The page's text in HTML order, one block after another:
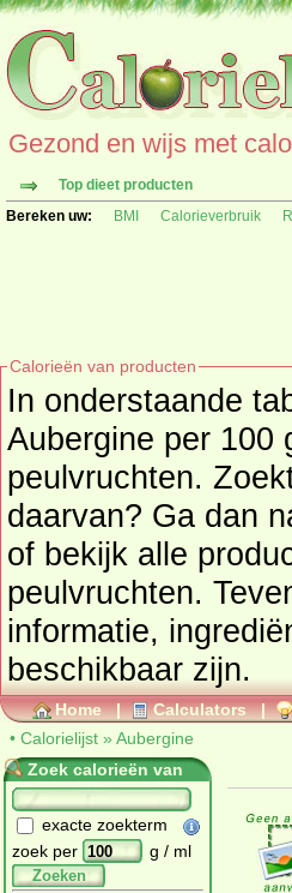
Gezond en wijs met
Top dieet producten
Bereken uw:
BMI Calorieverbruik
Calorieën van producten
In onderstaande
Aubergine per 100 gr. uit de
peulvruchten.
daarvan? Ga dan
of bekijk alle
peulvruchten. Tevens vindt u ook de uitgebreide calorie
informatie, ingrediënten en
beschikbaar zijn.
Home | Calculators |
• Calorielijst » Aubergine
Zoek calorieën van
exacte zoekterm
zoek per
g / ml
Zoeken